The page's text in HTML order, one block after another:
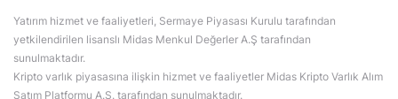
Yatırım hizmet ve faaliyetleri, Sermaye Piyasası Kurulu tarafından
yetkilendirilen lisanslı Midas Menkul Değerler A.Ş tarafından
sunulmaktadır.
Kripto varlık piyasasına ilişkin hizmet ve faaliyetler Midas Kripto Varlık Alım
Satım Platformu A.Ş. tarafından sunulmaktadır.